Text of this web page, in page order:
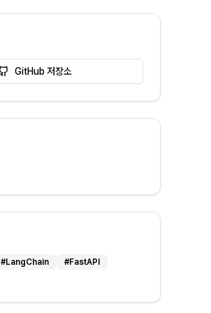
GitHub 저장소
#LangChain #FastAPI